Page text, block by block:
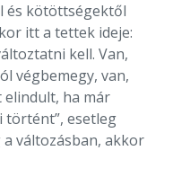
és kötöttségektől
itt a tettek ideje:
kell. Van,
végbemegy, van,
elindult, ha már
történt”, esetleg
változásban, akkor